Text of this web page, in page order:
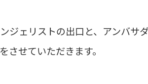
ジェリストの出口と、アンバサ
させていただきます。